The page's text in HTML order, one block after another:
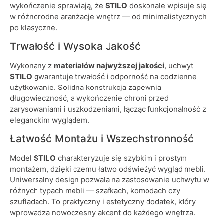
wykończenie sprawiają, że STILO doskonale wpisuje się
w różnorodne aranżacje wnętrz — od minimalistycznych
po klasyczne.
Trwałość i Wysoka Jakość
Wykonany z materiałów najwyższej jakości, uchwyt
STILO gwarantuje trwałość i odporność na codzienne
użytkowanie. Solidna konstrukcja zapewnia
długowieczność, a wykończenie chroni przed
zarysowaniami i uszkodzeniami, łącząc funkcjonalność z
eleganckim wyglądem.
Łatwość Montażu i Wszechstronność
Model STILO charakteryzuje się szybkim i prostym
montażem, dzięki czemu łatwo odświeżyć wygląd mebli.
Uniwersalny design pozwala na zastosowanie uchwytu w
różnych typach mebli — szafkach, komodach czy
szufladach. To praktyczny i estetyczny dodatek, który
wprowadza nowoczesny akcent do każdego wnętrza.